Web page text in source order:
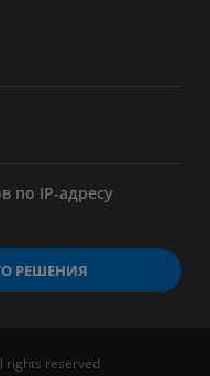
по IP-адресу
РЕШЕНИЯ
rights reserved